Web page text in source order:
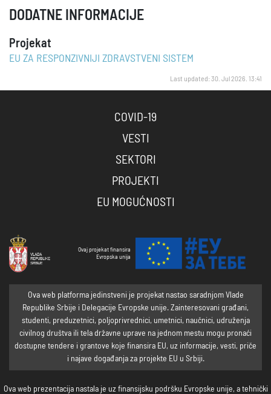
DODATNE INFORMACIJE
Projekat
EU ZA RESPONZIVNIJI ZDRAVSTVENI SISTEM
Last updated: 30. Jul 2026. 13:41
COVID-19
VESTI
SEKTORI
PROJEKTI
EU MOGUĆNOSTI
Ovaj projekat finansira
Evropska unija
Ova web platforma jedinstveni je projekat nastao saradnjom Vlade
Republike Srbije i Delegacije Evropske unije. Zainteresovani građani,
studenti, preduzetnici, poljoprivrednici, umetnici, naučnici, udruženja
civilnog društva ili tela državne uprave na jednom mestu mogu pronaći
dostupne tendere i grantove koje finansira EU, uz informacije, vesti, priče
i najave događanja za projekte EU u Srbiji.
Ova web prezentacija nastala je uz finansijsku podršku Evropske unije, a tehnički